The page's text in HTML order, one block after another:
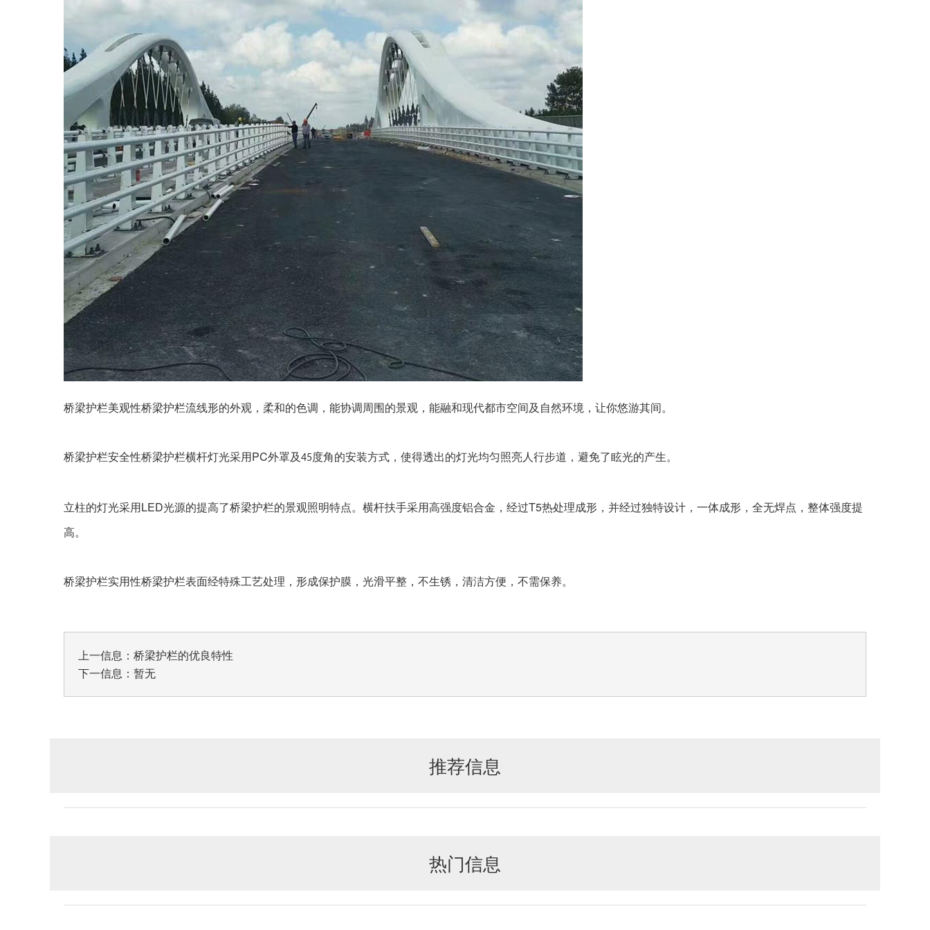
桥梁护栏美观性桥梁护栏流线形的外观，柔和的色调，能协调周围的景观，能融和现代都市空间及自然环境，让你悠游其间。
桥梁护栏安全性桥梁护栏横杆灯光采用 PC外罩及45度角的安装方式，使得透出的灯光均匀照亮人行步道，避免了眩光的产生。
立柱的灯光采用 LED光源的提高了桥梁护栏的景观照明特点。横杆扶手采用高强度铝合金，经过T5热处理成形，并经过独特设计，一体成形，全无焊点，整体强度提
高。
桥梁护栏实用性桥梁护栏表面经特殊工艺处理，形成保护膜，光滑平整，不生锈，清洁方便，不需保养。
上一信息： 桥梁护栏的优良特性
下一信息：暂无
推荐信息
热门信息